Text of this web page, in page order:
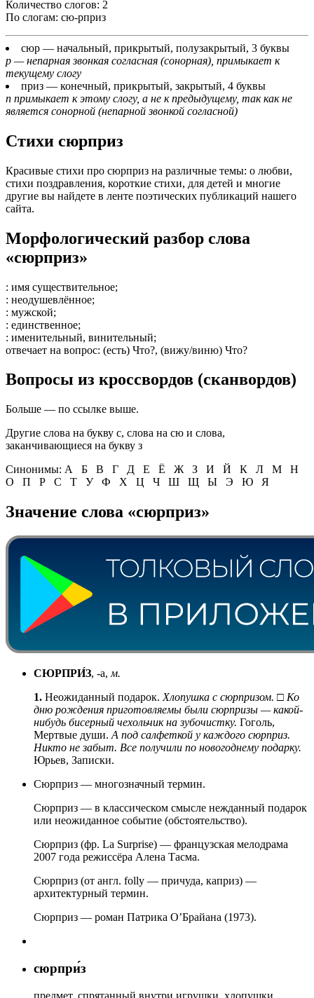
Количество слогов: 2
По слогам: сю-рприз
сюр — начальный, прикрытый, полузакрытый, 3 буквы
р — непарная звонкая согласная (сонорная), примыкает к
текущему слогу
приз — конечный, прикрытый, закрытый, 4 буквы
п примыкает к этому слогу, а не к предыдущему, так как не
является сонорной (непарной звонкой согласной)
Стихи сюрприз
Красивые стихи про сюрприз на различные темы: о любви,
стихи поздравления, короткие стихи, для детей и многие
другие вы найдете в ленте поэтических публикаций нашего
сайта.
Морфологический разбор слова
«сюрприз»
: имя существительное;
: неодушевлённое;
: мужской;
: единственное;
: именительный, винительный;
отвечает на вопрос: (есть) Что?, (вижу/виню) Что?
Вопросы из кроссвордов (сканвордов)
Больше — по ссылке выше.
Другие слова на букву с, слова на сю и слова,
заканчивающиеся на букву з
Синонимы: А Б В Г Д Е Ё Ж З И Й К Л М
Н
О
П Р С Т У Ф Х Ц Ч Ш Щ Ы Э Ю Я
Значение слова «сюрприз»
СЮРПРИ́З, -а, м.
1. Неожиданный подарок. Хлопушка с сюрпризом. □ Ко
дню рождения приготовляемы были сюрпризы — какой-
нибудь бисерный чехольчик на зубочистку. Гоголь,
Мертвые души. А под салфеткой у каждого сюрприз.
Никто не забыт. Все получили по новогоднему подарку.
Юрьев, Записки.
Сюрприз — многозначный термин.
Сюрприз — в классическом смысле нежданный подарок
или неожиданное событие (обстоятельство).
Сюрприз (фр. La Surprise) — французская мелодрама
2007 года режиссёра Алена Тасма.
Сюрприз (от англ. folly — причуда, каприз) —
архитектурный термин.
Сюрприз — роман Патрика О’Брайана (1973).
сюрпри́з
предмет, спрятанный внутри игрушки, хлопушки